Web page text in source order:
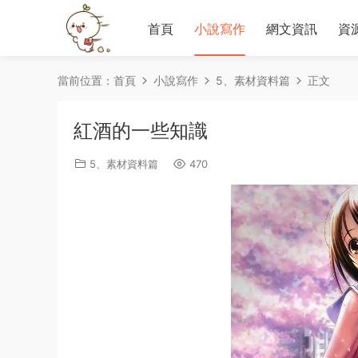
首頁 小說寫作 網文資訊 資
當前位置： 首頁 小說寫作 5、素材資料篇 正文
紅酒的一些知識
5、素材資料篇 470